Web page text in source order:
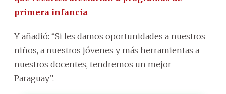
primera infancia
Y añadió: “Si les damos oportunidades a nuestros
niños, a nuestros jóvenes y más herramientas a
nuestros docentes, tendremos un mejor
Paraguay”.